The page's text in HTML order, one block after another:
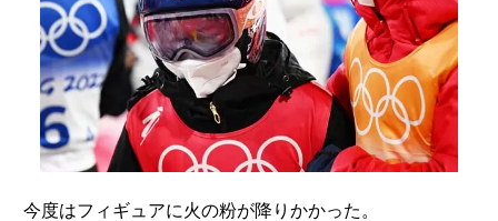
今度はフィギュアに火の粉が降りかかった。